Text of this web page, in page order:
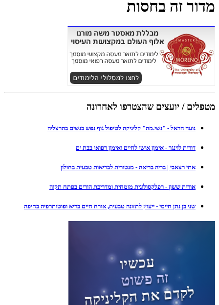
מדור זה בחסות
מטפלים / יועצים שהצטרפו לאחרונה
נועה הראל - "נשי.מה" קליניקה לטיפול גוף נפש בנשים בהרצליה
דורית לוינגר - אימון אישי לחיים ואימון רפואי בבת ים
אתי רצאבי | בריה בריאה - מנטורית לבריאות טבעית בחולון
אורית ששון - רפלקסולוגית מומחית ומדריכת הורים בפתח תקוה
שני בן נתן חיימי - ייעוץ לתזונה טבעית, אורח חיים בריא ופוטותרפיה בחיפה